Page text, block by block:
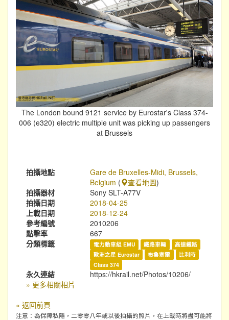
The London bound 9121 service by Eurostar's Class 374-
006 (e320) electric multiple unit was picking up passengers
at Brussels
拍攝地點
Gare de Bruxelles-Midi, Brussels,
Belgium ( 查看地圖)
拍攝器材
Sony SLT-A77V
拍攝日期
2018-04-25
上載日期
2018-12-24
參考編號
2010206
點擊率
667
分類標籤
電力動車組 EMU 鐵路車輛
高速鐵路
歐洲之星 Eurostar
布魯塞爾
比利時
Class 374
永久連結
https://hkrail.net/Photos/10206/
» 更多相關相片
« 返回前頁
注意：為保障私隱，二零零八年或以後拍攝的照片，在上載時將盡可能將